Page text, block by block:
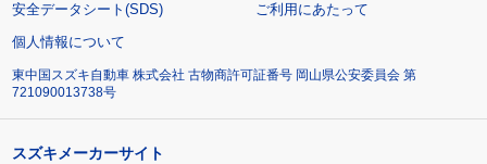
安全データシート(SDS)
ご利用にあたって
個人情報について
東中国スズキ自動車 株式会社 古物商許可証番号 岡山県公安委員会 第
721090013738号
スズキメーカーサイト